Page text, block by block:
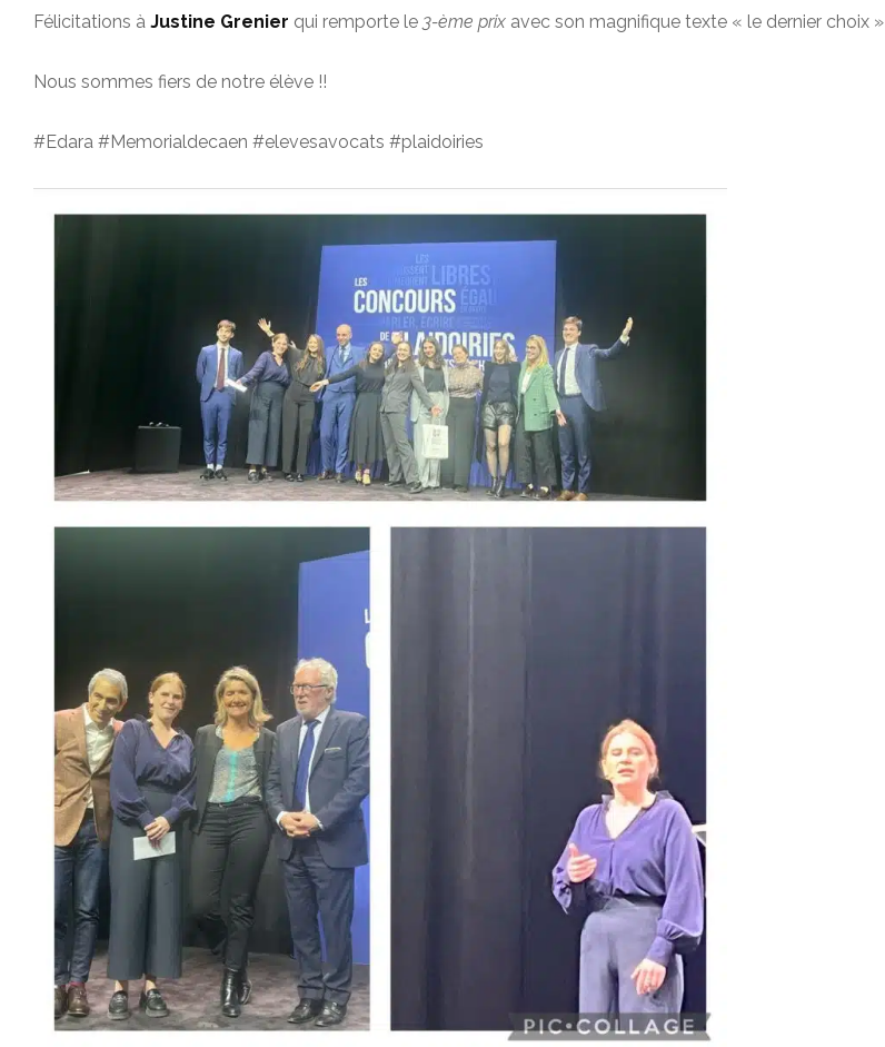
Félicitations à Justine Grenier qui remporte le 3-ème prix avec son magnifique texte « le dernier choix »
Nous sommes fiers de notre élève !!
#Edara #Memorialdecaen #elevesavocats #plaidoiries